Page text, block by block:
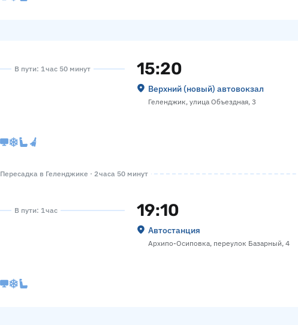
В пути: 1 час 50 минут 15:20
Верхний (новый) автовокзал
Геленджик, улица Объездная, 3
Пересадка в Геленджике · 2 часа 50 минут
В пути: 1 час 19:10
Автостанция
Архипо-Осиповка, переулок Базарный, 4